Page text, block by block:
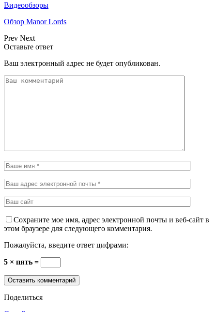
Видеообзоры
Обзор Manor Lords
Prev Next
Оставьте ответ
Ваш электронный адрес не будет опубликован.
Сохраните мое имя, адрес электронной почты и веб-сайт в
этом браузере для следующего комментария.
Пожалуйста, введите ответ цифрами:
5 × пять =
Поделиться